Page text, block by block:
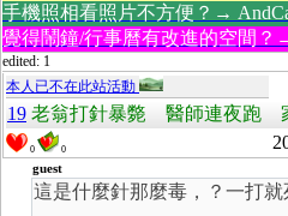
手機照相看照片不方便？→
覺得鬧鐘/行事曆有改進的空間
edited: 1
本人已不在此站活動
19 老翁打針暴斃 醫師連夜跑
0 0
guest
這是什麼針那麼毒，？一打就